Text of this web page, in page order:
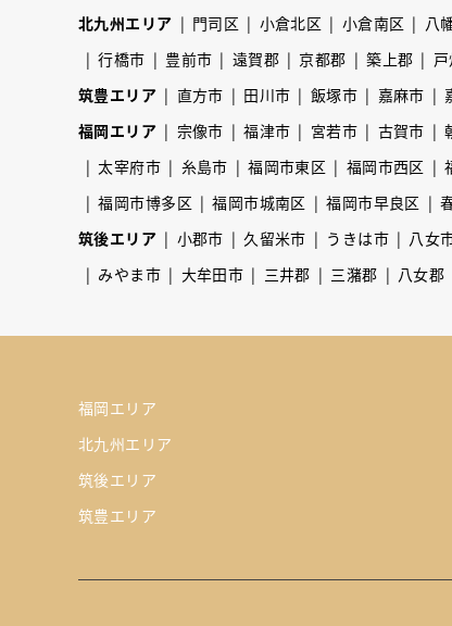
北九州エリア
門司区 小倉北区 小倉南区 八
行橋市
豊前市 遠賀郡 京都郡 築上郡
筑豊エリア
直方市 田川市 飯塚市 嘉麻市
福岡エリア
宗像市 福津市 宮若市 古賀市
太宰府市
糸島市 福岡市東区 福岡市西区
福岡市博多区
福岡市城南区 福岡市早良区
筑後エリア
小郡市 久留米市 うきは市 八女
みやま市
大牟田市 三井郡 三潴郡 八女郡
福岡エリア
北九州エリア
筑後エリア
筑豊エリア